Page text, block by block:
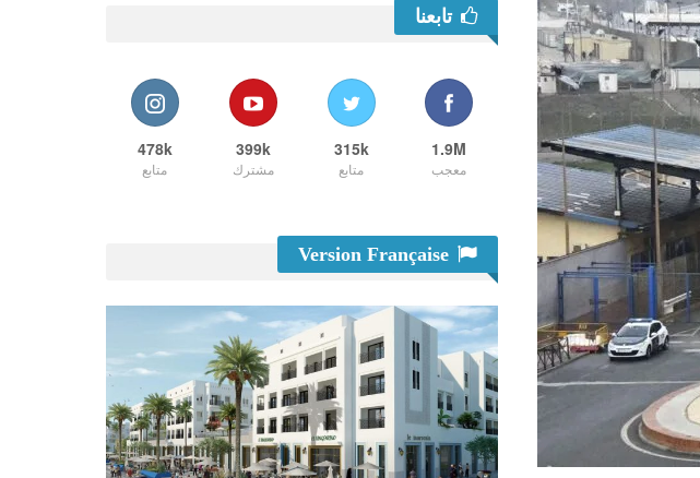
تابعنا
1.9M
معجب
315k
متابع
399k
مشترك
478k
متابع